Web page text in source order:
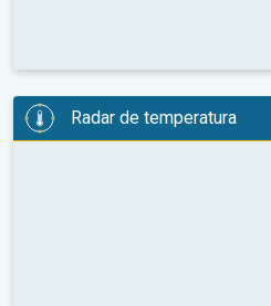
Radar de temperatura